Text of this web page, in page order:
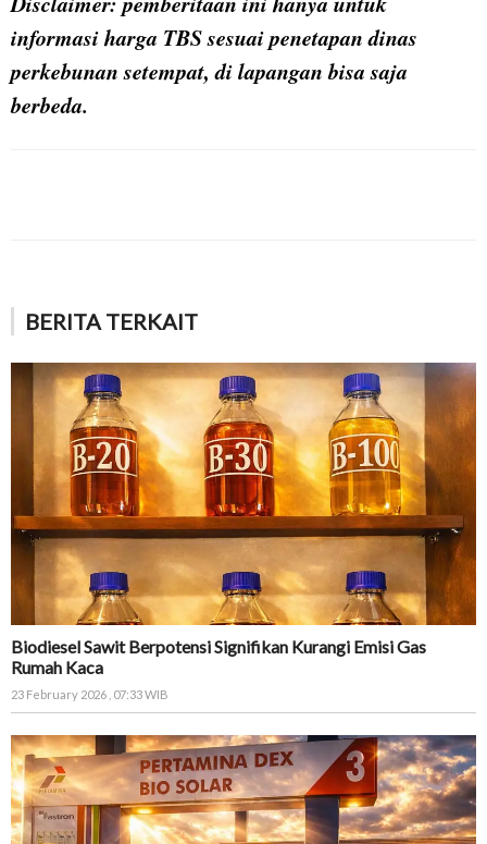
informasi harga TBS sesuai penetapan dinas
perkebunan setempat, di lapangan bisa saja
berbeda.
BERITA TERKAIT
Biodiesel Sawit Berpotensi Signifikan Kurangi Emisi Gas
Rumah Kaca
23 February 2026 , 07:33 WIB